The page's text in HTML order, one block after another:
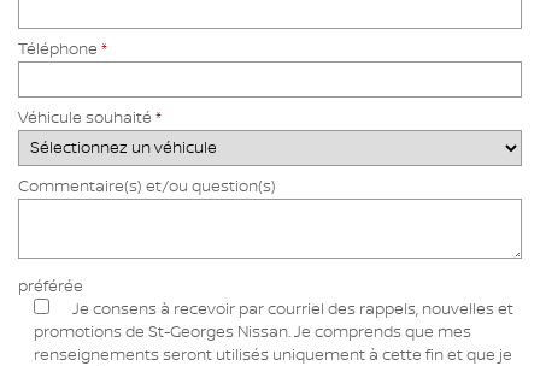
Téléphone *
Véhicule souhaité *
Commentaire(s) et/ou question(s)
préférée
Je consens à recevoir par courriel des rappels, nouvelles et
promotions de St-Georges Nissan. Je comprends que mes
renseignements seront utilisés uniquement à cette fin et que je